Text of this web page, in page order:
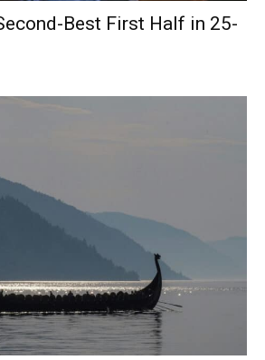
Best First Half in 25-